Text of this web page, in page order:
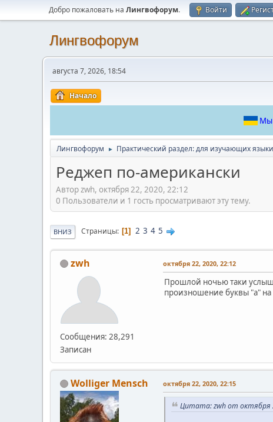
Добро пожаловать на Лингвофорум. Войти
Лингвофорум
августа 7, 2026, 18:54
Начало
Мы
Лингвофорум ► Практический раздел: для изучающих
Реджеп по-американски
Автор zwh, октября 22, 2020, 22:12
0 Пользователи и 1 гость просматривают эту тему.
ВНИЗ Страницы 1 2 3 4 5
zwh
Сообщения: 28,291
Записан
октября 22, 2020, 22:12
Прошлой ночью таки
произношение буквы "а" на
Wolliger Mensch октября 22, 2020, 22:15
Цитата: zwh от октября